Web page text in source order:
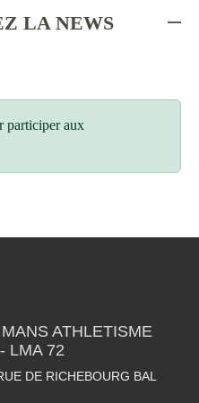
LA NEWS
participer aux
ATHLETISME
LMA 72
DE RICHEBOURG BAL